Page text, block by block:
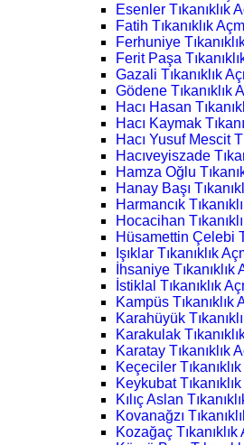
Esenler Tıkanıklık
Fatih Tıkanıklık
Ferhuniye
Ferit Paşa
Gazali Tıkanıklık
Gödene Tıkanıklık
Hacı Hasan
Hacı Kaymak
Hacı Yusuf Mescit
Hacıveyiszade
Hamza Oğlu
Hanay Başı
Harmancık
Hocacihan
Hüsamettin Çelebi
Işıklar Tıkanıklık
İhsaniye Tıkanıklık
İstiklal Tıkanıklık
Kampüs Tıkanıklık
Karahüyük
Karakulak
Karatay Tıkanıklık
Keçeciler
Keykubat
Kılıç Aslan
Kovanağzı
Kozağaç Tıkanıklık